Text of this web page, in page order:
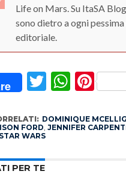
Life on Mars. Su ItaSA
sono dietro a ogni
editoriale.
Twitter
DOMINIQUE
FORD, JENNIFER
STAR WARS
PER TE